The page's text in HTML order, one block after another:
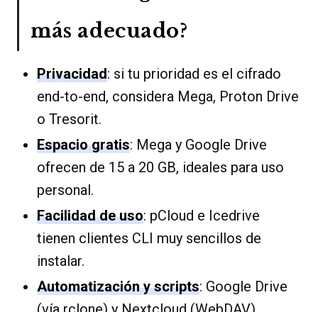
más adecuado?
Privacidad: si tu prioridad es el cifrado
end-to-end, considera Mega, Proton Drive
o Tresorit.
Espacio gratis: Mega y Google Drive
ofrecen de 15 a 20 GB, ideales para uso
personal.
Facilidad de uso: pCloud e Icedrive
tienen clientes CLI muy sencillos de
instalar.
Automatización y scripts: Google Drive